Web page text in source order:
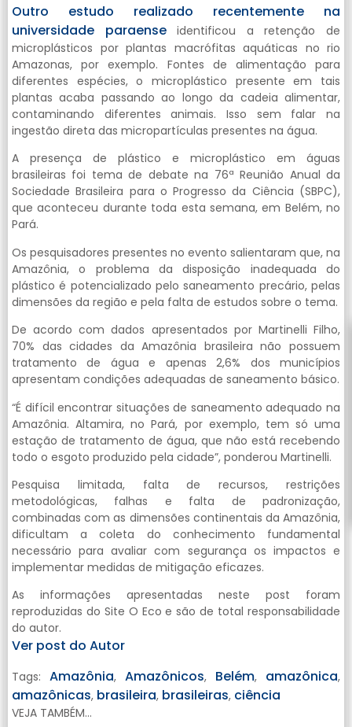
Outro estudo realizado recentemente na
universidade paraenseidentificou a retenção de
microplásticos por plantas macrófitas aquáticas no rio
Amazonas, por exemplo. Fontes de alimentação para
diferentes espécies, o microplástico presente em tais
plantas acaba passando ao longo da cadeia alimentar,
contaminando diferentes animais. Isso sem falar na
ingestão direta das micropartículas presentes na água.
A presença de plástico e microplástico em águas
brasileiras foi tema de debate na 76ª Reunião Anual da
Sociedade Brasileira para o Progresso da Ciência (SBPC),
que aconteceu durante toda esta semana, em Belém, no
Pará.
Os pesquisadores presentes no evento salientaram que, na
Amazônia, o problema da disposição inadequada do
plástico é potencializado pelo saneamento precário, pelas
dimensões da região e pela falta de estudos sobre o tema.
De acordo com dados apresentados por Martinelli Filho,
70% das cidades da Amazônia brasileira não possuem
tratamento de água e apenas 2,6% dos municípios
apresentam condições adequadas de saneamento básico.
“É difícil encontrar situações de saneamento adequado na
Amazônia. Altamira, no Pará, por exemplo, tem só uma
estação de tratamento de água, que não está recebendo
todo o esgoto produzido pela cidade”, ponderou Martinelli.
Pesquisa limitada, falta de recursos, restrições
metodológicas, falhas e falta de padronização,
combinadas com as dimensões continentais da Amazônia,
dificultam a coleta do conhecimento fundamental
necessário para avaliar com segurança os impactos e
implementar medidas de mitigação eficazes.
As informações apresentadas neste post foram
reproduzidas do Site O Eco e são de total responsabilidade
do autor.
Ver post do Autor
Tags: Amazônia, Amazônicos, Belém, amazônica,
amazônicas, brasileira, brasileiras, ciência
VEJA TAMBÉM...